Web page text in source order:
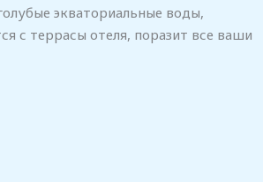
экваториальные воды,
с террасы отеля, поразит все ваши